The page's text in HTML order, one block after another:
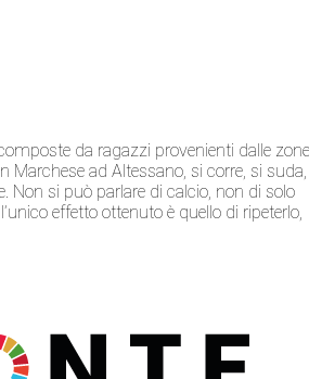
da ragazzi provenienti dalle
Marchese ad Altessano, si corre, si suda,
si può parlare di calcio, non di solo
effetto ottenuto è quello di ripeterlo,